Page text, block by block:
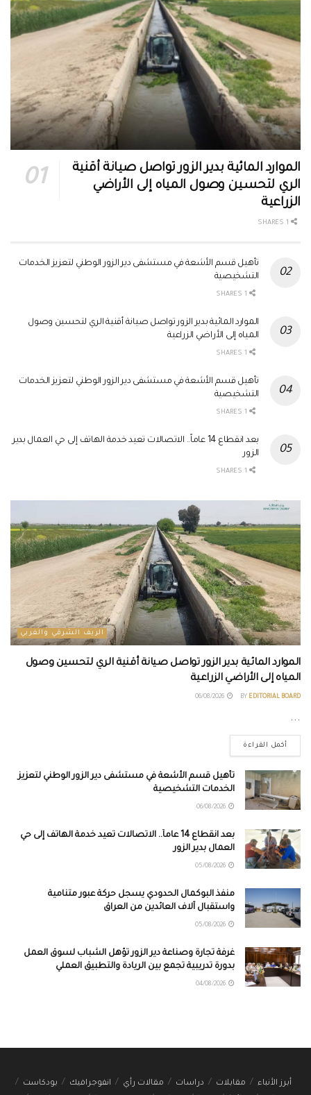
الموارد المائية بدير الزور تواصل صيانة أقنية
الري لتحسين وصول المياه إلى الأراضي
الزراعية
تأهيل قسم الأشعة في مستشفى دير الزور الوطني لتعزيز الخدمات
التشخيصية
الموارد المائية بدير الزور تواصل صيانة أقنية الري لتحسين وصول
المياه إلى الأراضي الزراعية
تأهيل قسم الأشعة في مستشفى دير الزور الوطني لتعزيز الخدمات
التشخيصية
بعد انقطاع 14 عاماً.. الاتصالات تعيد خدمة الهاتف إلى حي العمال بدير
الزور
الريف الشرقي والغربي
الموارد المائية بدير الزور تواصل صيانة أقنية الري لتحسين وصول
المياه إلى الأراضي الزراعية
BY EDITORIAL BOARD
...
أكمل القراءة
تأهيل قسم الأشعة في مستشفى دير الزور الوطني لتعزيز
الخدمات التشخيصية
بعد انقطاع 14 عاماً.. الاتصالات تعيد خدمة الهاتف إلى حي
العمال بدير الزور
منفذ البوكمال الحدودي يسجل حركة عبور متنامية
واستقبال آلاف العائدين من العراق
غرفة تجارة وصناعة دير الزور تؤهل الشباب لسوق العمل
بدورة تدريبية تجمع بين الريادة والتطبيق العملي
أبرز الأنباء مقابلات دراسات مقالات رأي انفوجرافيك بودكاست